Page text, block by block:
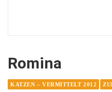
Romina
KATZEN – VERMITTELT 2012